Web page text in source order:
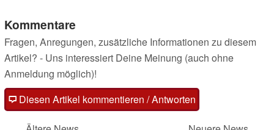
Kommentare
Fragen, Anregungen, zusätzliche Informationen zu diesem
Artikel? - Uns interessiert Deine Meinung (auch ohne
Anmeldung möglich)!
Diesen Artikel kommentieren / Antworten